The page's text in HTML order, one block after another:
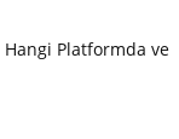
Hangi Platformda ve